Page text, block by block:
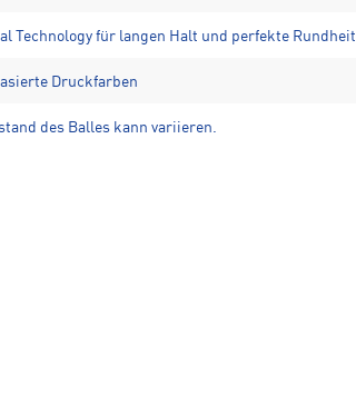
Technology für langen Halt und perfekte Rundheit
Druckfarben
des Balles kann variieren.